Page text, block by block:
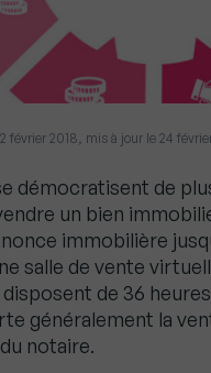
février 2018, mis à jour le 24
démocratisent de
un bien
immobilière
salle de vente
de 36
généralement la
notaire.